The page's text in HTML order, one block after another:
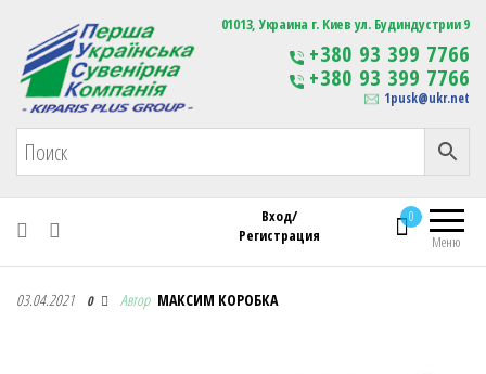
Первая Украинская Сувенирная Компания Изготовление
сувенирной продукции
с логотипом
01013, Украина г. Киев ул. Будиндустрии 9
+380 93 399 7766
+380 93 399 7766
1pusk@ukr.net
Меню
0
Вход/
Регистрация
Первая Украинская Сувенирная Компания
03.04.2021 0 Автор МАКСИМ КОРОБКА